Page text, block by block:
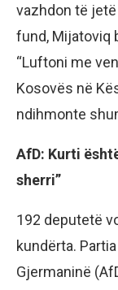
vazhdon të jetë
fund, Mijatoviq
“Luftoni me
Kosovës në
ndihmonte
AfD: Kurti
sherri”
192 deputetë
kundërta.
Gjermaninë